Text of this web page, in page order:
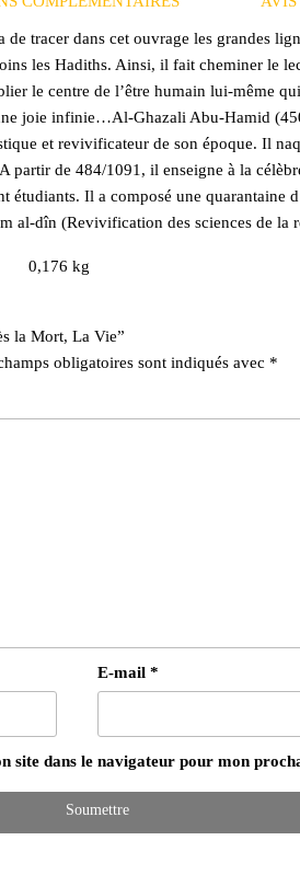
tracer dans cet ouvrage les grandes
les Hadiths. Ainsi, il fait cheminer le
le centre de l’être humain lui-même
joie infinie…Al-Ghazali Abu-Hamid
et revivificateur de son époque. Il
partir de 484/1091, il enseigne à la
étudiants. Il a composé une quarantaine
al-dîn (Revivification des sciences de la
0,176 kg
la Mort, La Vie”
obligatoires sont indiqués avec *
E-mail *
site dans le navigateur pour mon